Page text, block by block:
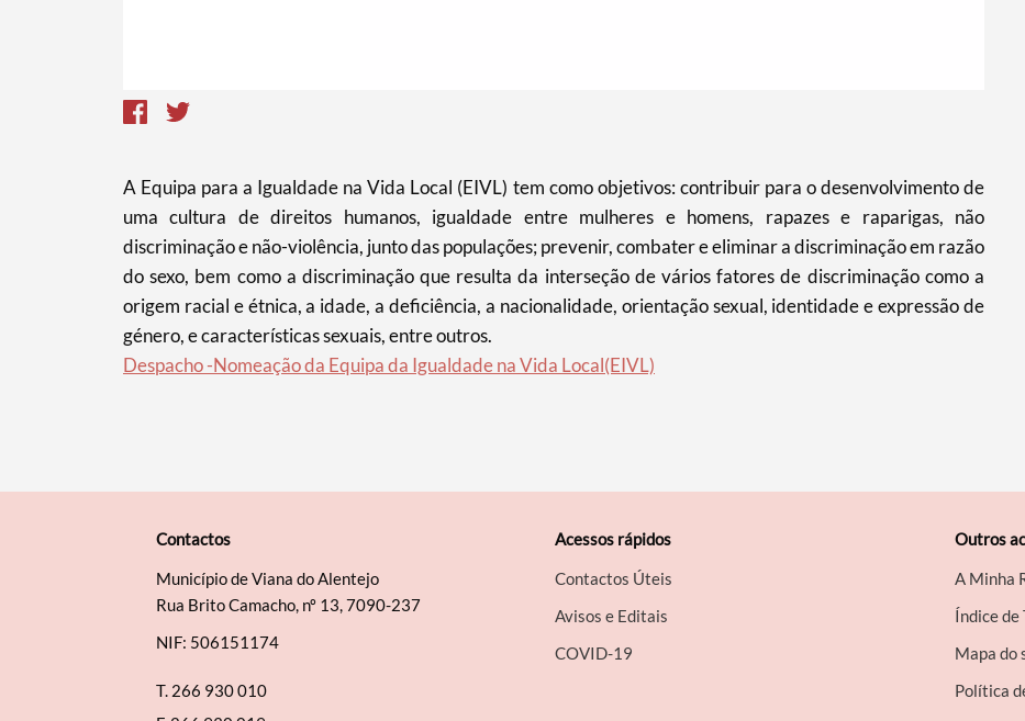
Filtros
A Equipa para a Igualdade na Vida Local (EIVL) tem como objetivos: contribuir para o desenvolvimento de
uma cultura de direitos humanos, igualdade entre mulheres e homens, rapazes e raparigas, não
discriminação e não-violência, junto das populações; prevenir, combater e eliminar a discriminação em razão
do sexo, bem como a discriminação que resulta da interseção de vários fatores de discriminação como a
origem racial e étnica, a idade, a deficiência, a nacionalidade, orientação sexual, identidade e expressão de
género, e características sexuais, entre outros.
Despacho -Nomeação da Equipa da Igualdade na Vida Local(EIVL)
Contactos
Município de Viana do Alentejo
Rua Brito Camacho, nº 13, 7090-237
NIF: 506151174
T. 266 930 010
Acessos rápidos
Contactos Úteis
Avisos e Editais
COVID-19
Outros
A Minha
Índice
Mapa do
Política